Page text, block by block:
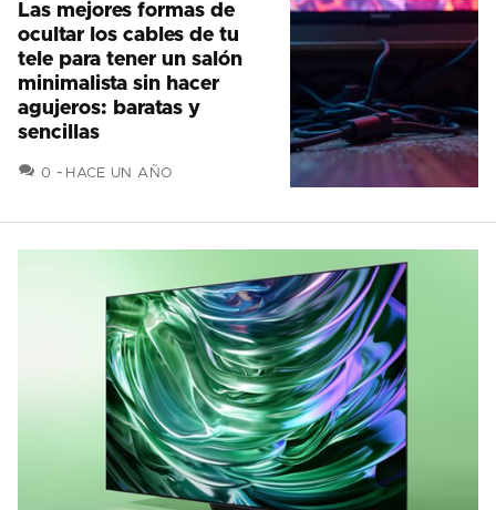
Las mejores formas de
ocultar los cables de tu
tele para tener un salón
minimalista sin hacer
agujeros: baratas y
sencillas
0 COMENTARIOS
HACE UN AÑO